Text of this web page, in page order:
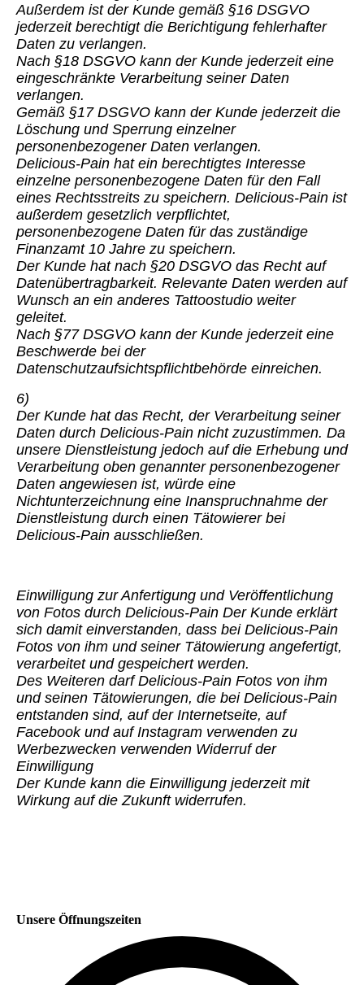
Außerdem ist der Kunde gemäß §16 DSGVO
jederzeit berechtigt die Berichtigung fehlerhafter
Daten zu verlangen.
Nach §18 DSGVO kann der Kunde jederzeit eine
eingeschränkte Verarbeitung seiner Daten
verlangen.
Gemäß §17 DSGVO kann der Kunde jederzeit die
Löschung und Sperrung einzelner
personenbezogener Daten verlangen.
Delicious-Pain hat ein berechtigtes Interesse
einzelne personenbezogene Daten für den Fall
eines Rechtsstreits zu speichern. Delicious-Pain ist
außerdem gesetzlich verpflichtet,
personenbezogene Daten für das zuständige
Finanzamt 10 Jahre zu speichern.
Der Kunde hat nach §20 DSGVO das Recht auf
Datenübertragbarkeit. Relevante Daten werden auf
Wunsch an ein anderes Tattoostudio weiter
geleitet.
Nach §77 DSGVO kann der Kunde jederzeit eine
Beschwerde bei der
Datenschutzaufsichtspflichtbehörde einreichen.
6)
Der Kunde hat das Recht, der Verarbeitung seiner
Daten durch Delicious-Pain nicht zuzustimmen. Da
unsere Dienstleistung jedoch auf die Erhebung und
Verarbeitung oben genannter personenbezogener
Daten angewiesen ist, würde eine
Nichtunterzeichnung eine Inanspruchnahme der
Dienstleistung durch einen Tätowierer bei
Delicious-Pain ausschließen.
Einwilligung zur Anfertigung und Veröffentlichung
von Fotos durch Delicious-Pain Der Kunde erklärt
sich damit einverstanden, dass bei Delicious-Pain
Fotos von ihm und seiner Tätowierung angefertigt,
verarbeitet und gespeichert werden.
Des Weiteren darf Delicious-Pain Fotos von ihm
und seinen Tätowierungen, die bei Delicious-Pain
entstanden sind, auf der Internetseite, auf
Facebook und auf Instagram verwenden zu
Werbezwecken verwenden Widerruf der
Einwilligung
Der Kunde kann die Einwilligung jederzeit mit
Wirkung auf die Zukunft widerrufen.
Unsere Öffnungszeiten